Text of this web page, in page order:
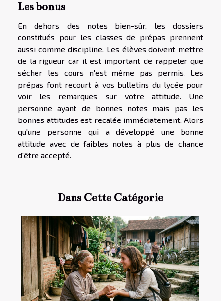
Les bonus
En dehors des notes bien-sûr, les dossiers
constitués pour les classes de prépas prennent
aussi comme discipline. Les élèves doivent mettre
de la rigueur car il est important de rappeler que
sécher les cours n'est même pas permis. Les
prépas font recourt à vos bulletins du lycée pour
voir les remarques sur votre attitude. Une
personne ayant de bonnes notes mais pas les
bonnes attitudes est recalée immédiatement. Alors
qu'une personne qui a développé une bonne
attitude avec de faibles notes à plus de chance
d'être accepté.
Dans Cette Catégorie